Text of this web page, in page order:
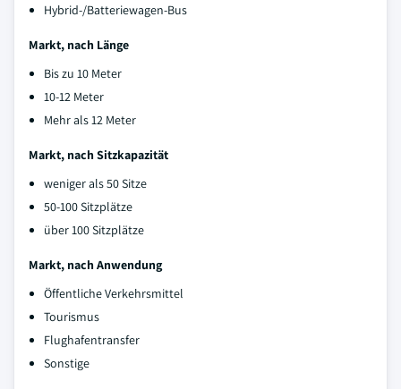
Hybrid-/Batteriewagen-Bus
Markt, nach Länge
Bis zu 10 Meter
10-12 Meter
Mehr als 12 Meter
Markt, nach Sitzkapazität
weniger als 50 Sitze
50-100 Sitzplätze
über 100 Sitzplätze
Markt, nach Anwendung
Öffentliche Verkehrsmittel
Tourismus
Flughafentransfer
Sonstige